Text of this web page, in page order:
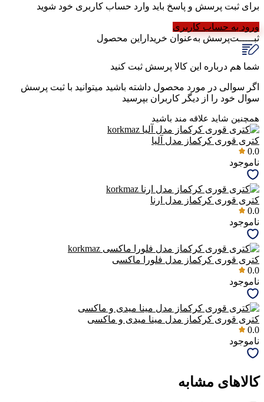
برای ثبت پرسش و پاسخ باید وارد حساب کاربری خود شوید
ورود به حساب کاربری
ثبـــــت‌پرسشبه‌عنوان ‌خریدار‌این‌ محصول
شما هم درباره این کالا پرسش ثبت کنید
اگر سوالی در مورد محصول داشته باشید میتوانید با ثبت پرسش
سوال خود را از دیگر کاربران بپرسید
همچنین شاید علاقه مند باشید
کتری قوری کرکماز مدل آلیا
0.0
ناموجود
کتری قوری کرکماز مدل ارنا
0.0
ناموجود
کتری قوری کرکماز مدل فلورا ماکسی
0.0
ناموجود
کتری قوری کرکماز مدل مینا میدی و ماکسی
0.0
ناموجود
کالاهای مشابه